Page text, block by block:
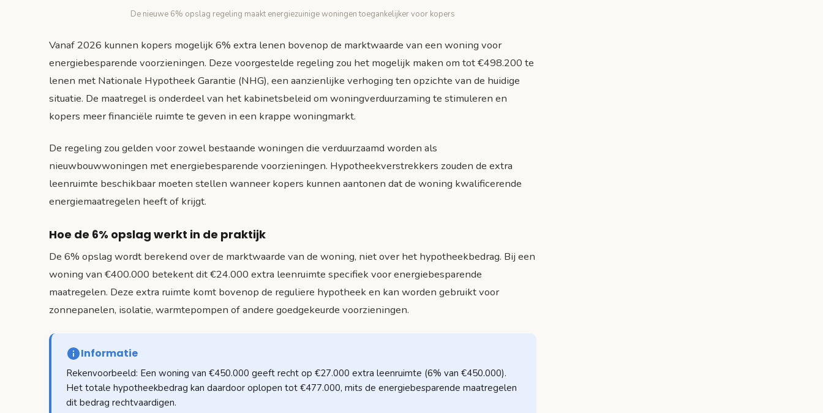
De nieuwe 6% opslag regeling maakt energiezuinige woningen toegankelijker voor kopers
Vanaf 2026 kunnen kopers mogelijk 6% extra lenen bovenop de marktwaarde van een woning voor
energiebesparende voorzieningen. Deze voorgestelde regeling zou het mogelijk maken om tot €498.200 te
lenen met Nationale Hypotheek Garantie (NHG), een aanzienlijke verhoging ten opzichte van de huidige
situatie. De maatregel is onderdeel van het kabinetsbeleid om woningverduurzaming te stimuleren en
kopers meer financiële ruimte te geven in een krappe woningmarkt.
De regeling zou gelden voor zowel bestaande woningen die verduurzaamd worden als
nieuwbouwwoningen met energiebesparende voorzieningen. Hypotheekverstrekkers zouden de extra
leenruimte beschikbaar moeten stellen wanneer kopers kunnen aantonen dat de woning kwalificerende
energiemaatregelen heeft of krijgt.
Hoe de 6% opslag werkt in de praktijk
De 6% opslag wordt berekend over de marktwaarde van de woning, niet over het hypotheekbedrag. Bij een
woning van €400.000 betekent dit €24.000 extra leenruimte specifiek voor energiebesparende
maatregelen. Deze extra ruimte komt bovenop de reguliere hypotheek en kan worden gebruikt voor
zonnepanelen, isolatie, warmtepompen of andere goedgekeurde voorzieningen.
Informatie
Rekenvoorbeeld: Een woning van €450.000 geeft recht op €27.000 extra leenruimte (6% van €450.000).
Het totale hypotheekbedrag kan daardoor oplopen tot €477.000, mits de energiebesparende maatregelen
dit bedrag rechtvaardigen.